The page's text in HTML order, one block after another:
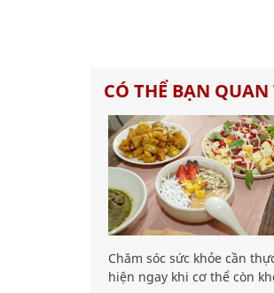
CÓ THỂ BẠN QUAN
Chăm sóc sức khỏe cần
hiện ngay khi cơ thể còn